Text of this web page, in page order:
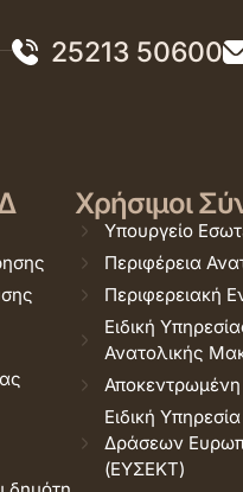
25213 50600
Χρήσιμοι
Υπουργείο
Περιφέρεια
Περιφερειακή
Ειδική
Ανατολικής
Ειδική
Δράσεων
(ΕΥΣΕΚΤ)